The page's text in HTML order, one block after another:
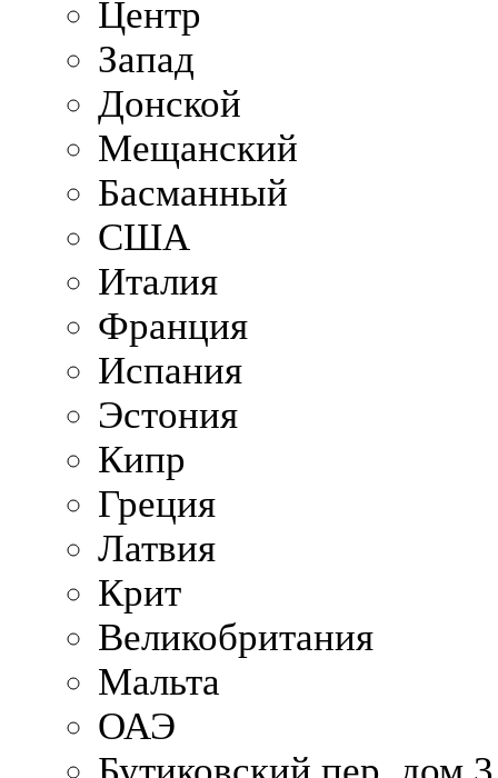
Центр
Запад
Донской
Мещанский
Басманный
США
Италия
Франция
Испания
Эстония
Кипр
Греция
Латвия
Крит
Великобритания
Мальта
ОАЭ